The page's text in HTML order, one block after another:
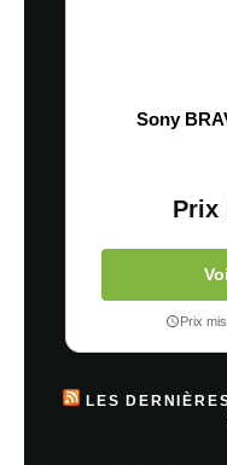
Sony
Prix
Prix
LES